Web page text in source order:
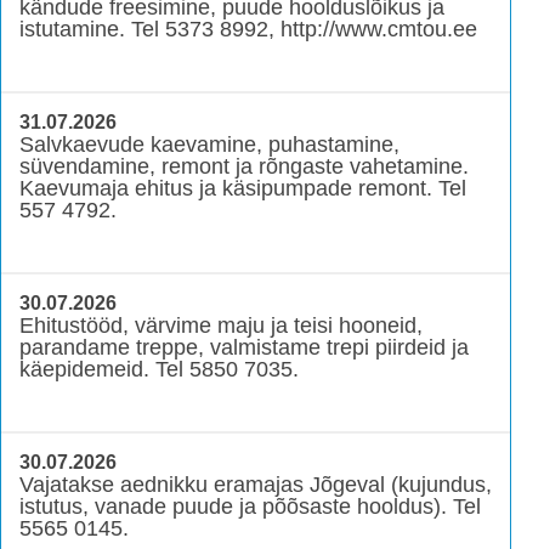
kändude freesimine, puude hoolduslõikus ja
istutamine. Tel 5373 8992, http://www.cmtou.ee
31.07.2026
Salvkaevude kaevamine, puhastamine,
süvendamine, remont ja rõngaste vahetamine.
Kaevumaja ehitus ja käsipumpade remont. Tel
557 4792.
30.07.2026
Ehitustööd, värvime maju ja teisi hooneid,
parandame treppe, valmistame trepi piirdeid ja
käepidemeid. Tel 5850 7035.
30.07.2026
Vajatakse aednikku eramajas Jõgeval (kujundus,
istutus, vanade puude ja põõsaste hooldus). Tel
5565 0145.